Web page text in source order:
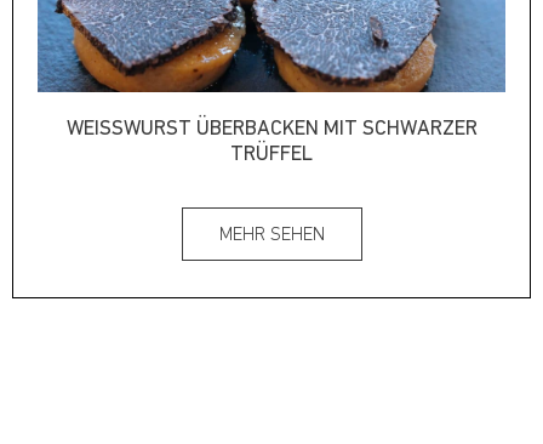
WEISSWURST ÜBERBACKEN MIT SCHWARZER T
RÜFFEL
MEHR SEHEN